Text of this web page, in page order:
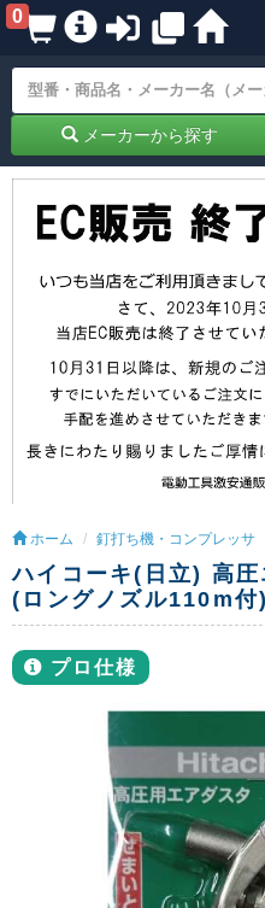
0
メーカーから探す
ホーム 釘打ち機・コンプレッサ
ハイコーキ(日立) 高圧
(ロングノズル110m
プロ仕様